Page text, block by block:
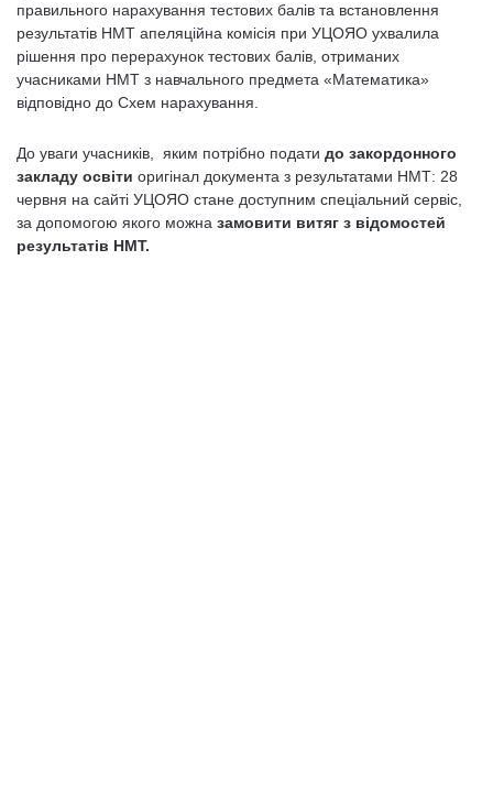
правильного нарахування тестових балів та встановлення
результатів НМТ апеляційна комісія при УЦОЯО ухвалила
рішення про перерахунок тестових балів, отриманих
учасниками НМТ з навчального предмета «Математика»
відповідно до Схем нарахування.
До уваги учасників, яким потрібно подати до закордонного
закладу освіти оригінал документа з результатами НМТ: 28
червня на сайті УЦОЯО стане доступним спеціальний сервіс,
за допомогою якого можна замовити витяг з відомостей
результатів НМТ.